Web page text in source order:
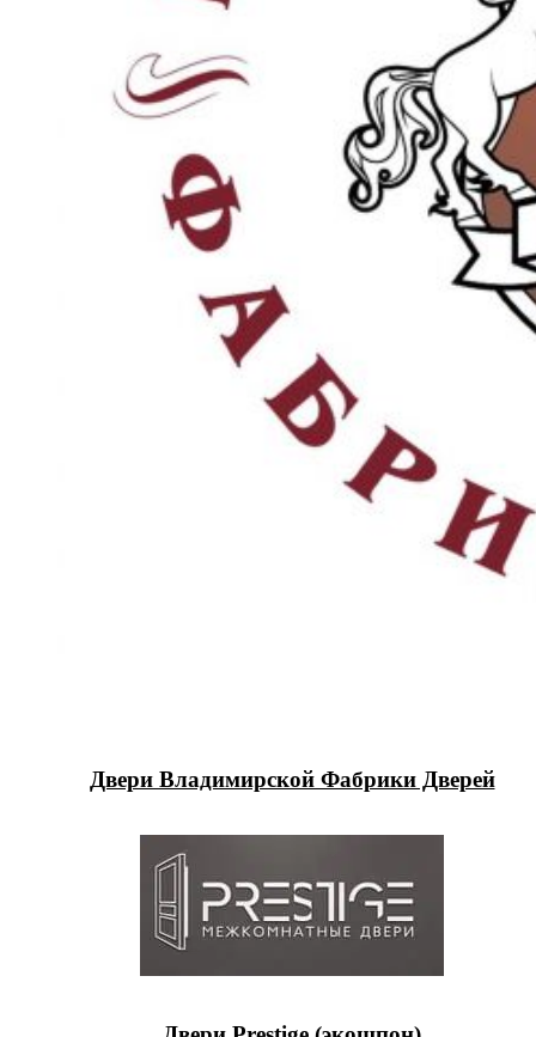
Двери Владимирской Фабрики Дверей